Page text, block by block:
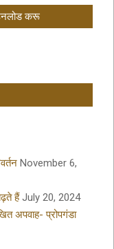
करू
November 6,
हैं July 20, 2024
अपवाह- प्रोपगंडा